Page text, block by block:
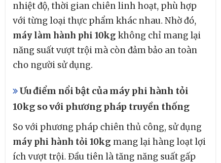
nhiệt độ, thời gian chiên linh hoạt, phù hợp
với từng loại thực phẩm khác nhau. Nhờ đó,
máy làm hành phi 10kg không chỉ mang lại
năng suất vượt trội mà còn đảm bảo an toàn
cho người sử dụng.
Ưu điểm nổi bật của máy phi hành tỏi
10kg so với phương pháp truyền thống
So với phương pháp chiên thủ công, sử dụng
máy phi hành tỏi 10kg mang lại hàng loạt lợi
ích vượt trội. Đầu tiên là tăng năng suất gấp